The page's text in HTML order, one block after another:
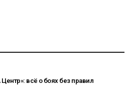
всё о боях без правил